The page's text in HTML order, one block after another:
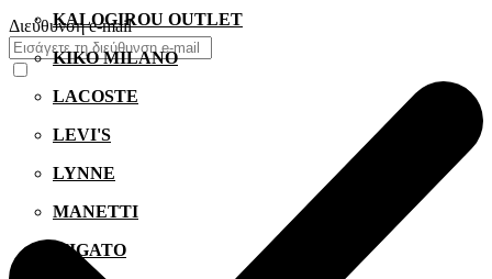
KALOGIROU OUTLET
KIKO MILANO
LACOSTE
LEVI'S
LYNNE
MANETTI
MIGATO
Διεύθυνση e-mail